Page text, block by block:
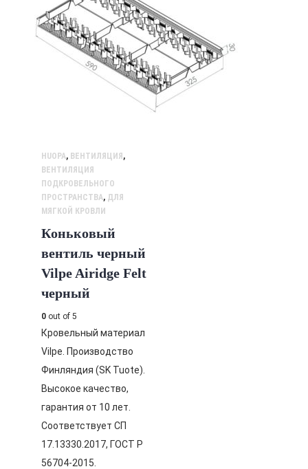
HUOPA, ВЕНТИЛЯЦИЯ ,
ВЕНТИЛЯЦИЯ
ПОДКРОВЕЛЬНОГО
ПРОСТРАНСТВА, ДЛЯ
МЯГКОЙ КРОВЛИ
Коньковый
вентиль черный
Vilpe Airidge Felt
черный
0 out of 5
Кровельный материал
Vilpe. Производство
Финляндия (SK Tuote).
Высокое качество,
гарантия от 10 лет.
Соответствует СП
17.13330.2017, ГОСТ Р
56704-2015.